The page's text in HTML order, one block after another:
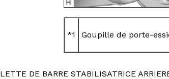
*1 Goupille de porte-
DE BARRE STABILISATRICE